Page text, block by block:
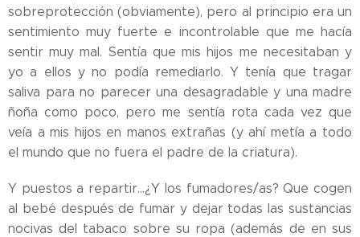
sobreprotección (obviamente), pero al principio era un
sentimiento muy fuerte e incontrolable que me hacía
sentir muy mal. Sentía que mis hijos me necesitaban y
yo a ellos y no podía remediarlo. Y tenía que tragar
saliva para no parecer una desagradable y una madre
ñoña como poco, pero me sentía rota cada vez que
veía a mis hijos en manos extrañas (y ahí metía a todo
el mundo que no fuera el padre de la criatura).
Y puestos a repartir...¿Y los fumadores/as? Que cogen
al bebé después de fumar y dejar todas las sustancias
nocivas del tabaco sobre su ropa (además de en sus